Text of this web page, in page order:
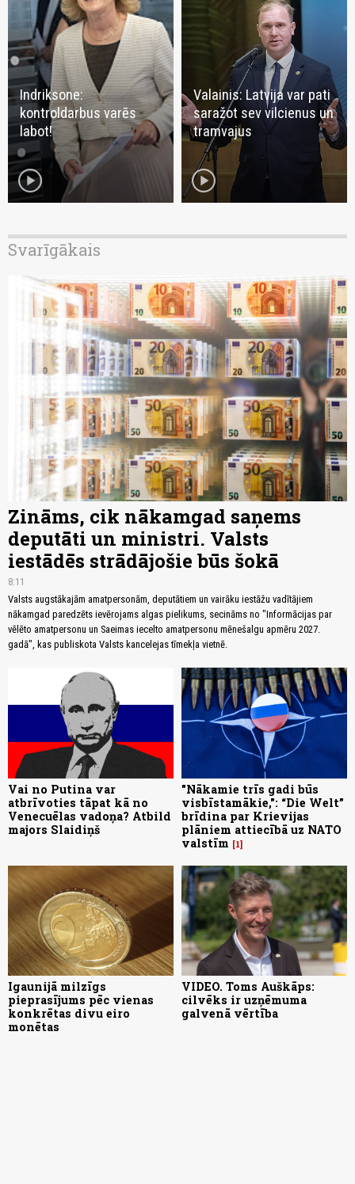
Indriksone:
kontroldarbus varēs
labot!
play_circle
Valainis: Latvija var pati
saražot sev vilcienus un
tramvajus
play_circle
Svarīgākais
Zināms, cik nākamgad saņems
deputāti un ministri. Valsts
iestādēs strādājošie būs šokā
8:11
Valsts augstākajām amatpersonām, deputātiem un vairāku iestāžu vadītājiem
nākamgad paredzēts ievērojams algas pielikums, secināms no "Informācijas par
vēlēto amatpersonu un Saeimas iecelto amatpersonu mēnešalgu apmēru 2027.
gadā", kas publiskota Valsts kancelejas tīmekļa vietnē.
Vai no Putina var
atbrīvoties tāpat kā no
Venecuēlas vadoņa? Atbild
majors Slaidiņš
"Nākamie trīs gadi būs
visbīstamākie,": “Die Welt”
brīdina par Krievijas
plāniem attiecībā uz NATO
valstīm
1
Igaunijā milzīgs
pieprasījums pēc vienas
konkrētas divu eiro
monētas
VIDEO. Toms Auškāps:
cilvēks ir uzņēmuma
galvenā vērtība